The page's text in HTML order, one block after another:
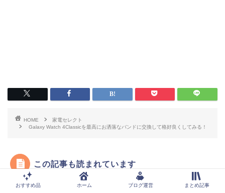
HOME
家電セレクト
Galaxy Watch 4Classicを最高にお洒落なバンドに交換して格好良くしてみる！
この記事も読まれています
家電セレクト
電気ケトルは蒸気レスがおすすめ タイガー「わ
おすすめ品 ホーム ブログ運営 まとめ記事